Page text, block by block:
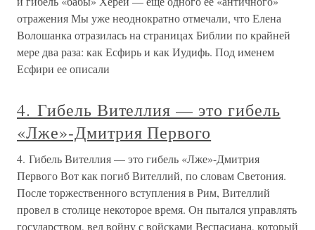
отражения Мы уже неоднократно отмечали, что Елена
Волошанка отразилась на страницах Библии по крайней
мере два раза: как Есфирь и как Иудифь. Под именем
Есфири ее описали
4. Гибель Вителлия — это гибель
«Лже»-Дмитрия Первого
4. Гибель Вителлия — это гибель «Лже»-Дмитрия
Первого Вот как погиб Вителлий, по словам Светония.
После торжественного вступления в Рим, Вителлий
провел в столице некоторое время. Он пытался управлять
государством, вел войну с войсками Веспасиана, который